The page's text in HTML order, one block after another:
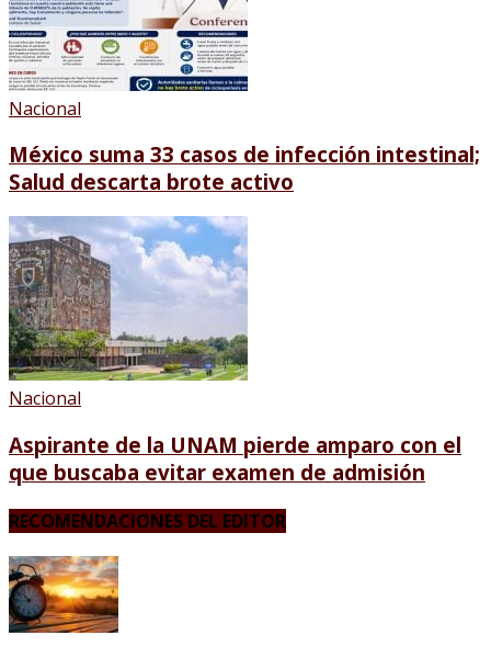
Nacional
México suma 33 casos de infección intestinal;
Salud descarta brote activo
Nacional
Aspirante de la UNAM pierde amparo con el
que buscaba evitar examen de admisión
RECOMENDACIONES DEL EDITOR